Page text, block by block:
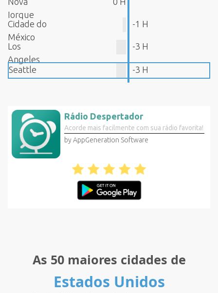
Iorque
Cidade do
México
-1 H
Los
Angeles
-3 H
Seattle -3 H
Rádio Despertador
Acorde mais facilmente com sua rádio favorita!
by AppGeneration Software
As 50 maiores cidades de
Estados Unidos